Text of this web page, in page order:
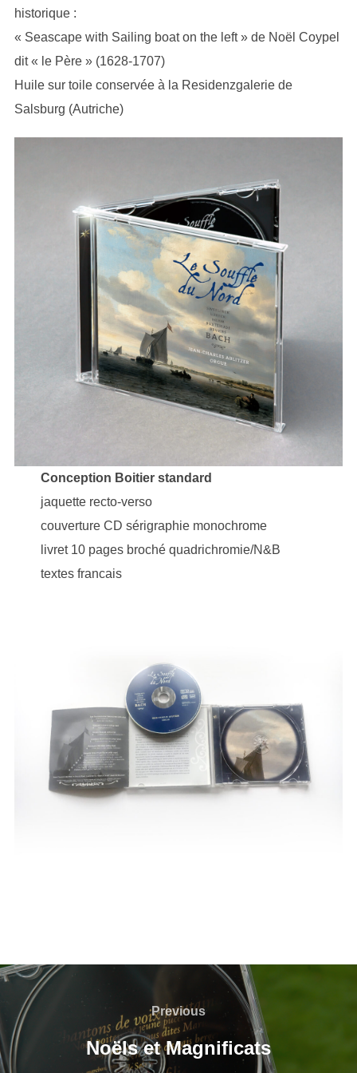
historique :
« Seascape with Sailing boat on the left » de Noël Coypel
dit « le Père » (1628-1707)
Huile sur toile conservée à la Residenzgalerie de
Salsburg (Autriche)
Conception Boitier standard
jaquette recto-verso
couverture CD sérigraphie monochrome
livret 10 pages broché quadrichromie/N&B
textes francais
Navigation
de
l’article
Previous
Previous
Noëls et Magnificats